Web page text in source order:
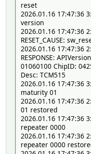
reset
2026.01.16 17:47:36
version
2026.01.16 17:47:36
RESET_CAUSE:
2026.01.16 17:47:36
RESPONSE:
01060100 ChipID:
Desc: TCM515
2026.01.16 17:47:36
maturity 01
2026.01.16 17:47:36
01 restored
2026.01.16 17:47:36
repeater 0000
2026.01.16 17:47:36
repeater 0000